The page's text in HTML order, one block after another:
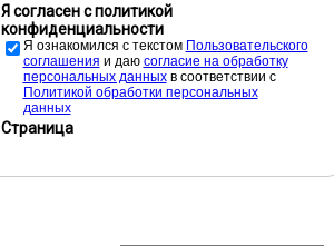
Я согласен с политикой
конфиденциальности
Я ознакомился с текстом Пользовательского
соглашения и даю cогласие на обработку
персональных данныхв соответствии с
Политикой обработки персональных
данных
Страница